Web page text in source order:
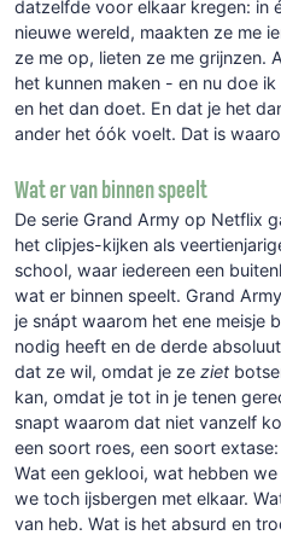
datzelfde voor elkaar kregen: in
nieuwe wereld, maakten ze me
ze me op, lieten ze me grijnzen.
het kunnen maken - en nu doe
en het dan doet. En dat je het
ander het óók voelt. Dat is
Wat er van binnen speelt
De serie Grand Army op Netflix
het clipjes-kijken als
school, waar iedereen een
wat er binnen speelt. Grand
je snápt waarom het ene meisje
nodig heeft en de derde
dat ze wil, omdat je ze ziet
kan, omdat je tot in je tenen
snapt waarom dat niet vanzelf
een soort roes, een soort
Wat een geklooi, wat hebben
we toch ijsbergen met elkaar.
van heb. Wat is het absurd en